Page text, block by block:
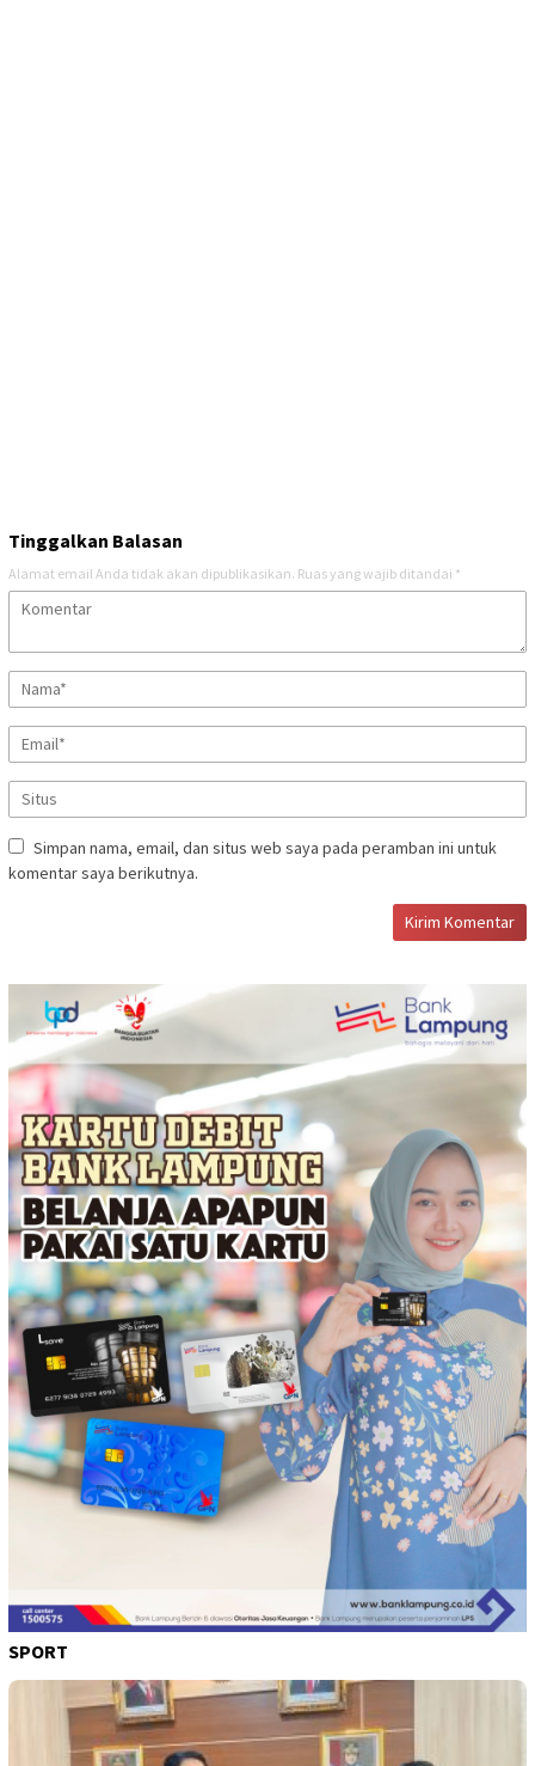
Tinggalkan Balasan
Alamat email Anda tidak akan dipublikasikan. Ruas yang wajib ditandai *
Simpan nama, email, dan situs web saya pada peramban ini untuk
komentar saya berikutnya.
SPORT